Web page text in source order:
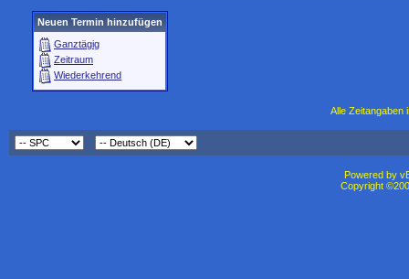
Neuen Termin hinzufügen
Ganztägig
Zeitraum
Wiederkehrend
Alle Zeitangaben
Powered by
Copyright